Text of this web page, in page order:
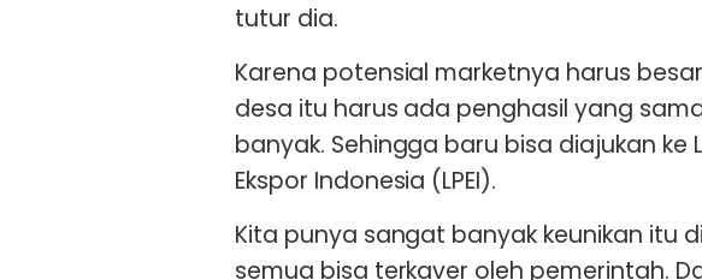
tutur dia.
Karena potensial marketnya harus
desa itu harus ada penghasil yang
banyak. Sehingga baru bisa diajukan ke
Ekspor Indonesia (LPEI).
Kita punya sangat banyak keunikan itu
semua bisa terkaver oleh pemerintah.